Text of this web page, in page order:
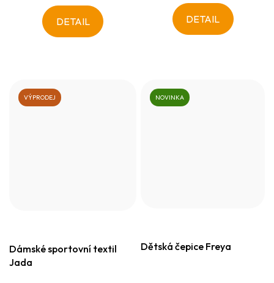
DETAIL DETAIL
VÝPRODEJ
Dámské sportovní textil
Jada
NOVINKA
Dětská čepice Freya